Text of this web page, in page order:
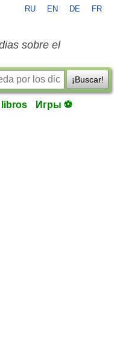
RU EN DE FR
sobre el
¡Buscar!
libros Игры ⚽